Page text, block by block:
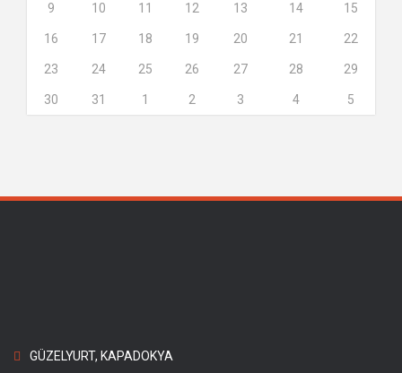
9 10 11 12 13 14 15
16 17 18 19 20 21 22
23 24 25 26 27 28 29
30 31 1 2 3 4 5
GÜZELYURT, KAPADOKYA